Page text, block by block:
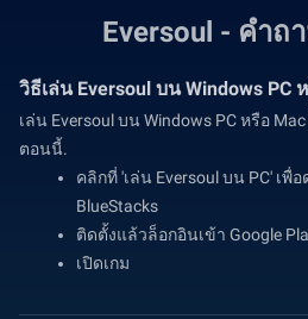
Eversoul - คำถ
วิธีเล่น Eversoul บน Windows PC
เล่น Eversoul บน Windows PC หรือ
ตอนนี้.
คลิกที่ 'เล่น Eversoul บน PC' เพื่
BlueStacks
ติดตั้งแล้วล็อกอินเข้า Google
เปิดเกม